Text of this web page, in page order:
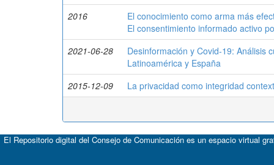
2016
El conocimiento como arma más
El consentimiento informado activo
2021-06-28
Desinformación y Covid-19: Análisis
Latinoamérica y España
2015-12-09 La privacidad como integridad
El Repositorio digital del Consejo de Comunicación es un espacio virtual